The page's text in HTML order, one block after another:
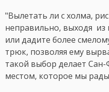
"Вылетать ли с холма,
неправильно, выходя из
или дадите более
трюк, позволяя ему
такой выбор делает
местом, которое мы